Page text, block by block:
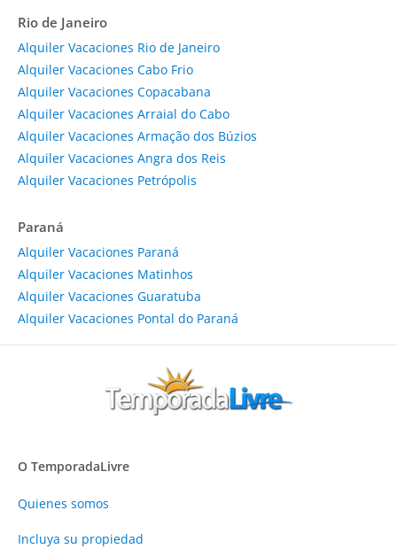
Rio de Janeiro
Alquiler Vacaciones Rio de Janeiro
Alquiler Vacaciones Cabo Frio
Alquiler Vacaciones Copacabana
Alquiler Vacaciones Arraial do Cabo
Alquiler Vacaciones Armação dos Búzios
Alquiler Vacaciones Angra dos Reis
Alquiler Vacaciones Petrópolis
Paraná
Alquiler Vacaciones Paraná
Alquiler Vacaciones Matinhos
Alquiler Vacaciones Guaratuba
Alquiler Vacaciones Pontal do Paraná
O TemporadaLivre
Quienes somos
Incluya su propiedad